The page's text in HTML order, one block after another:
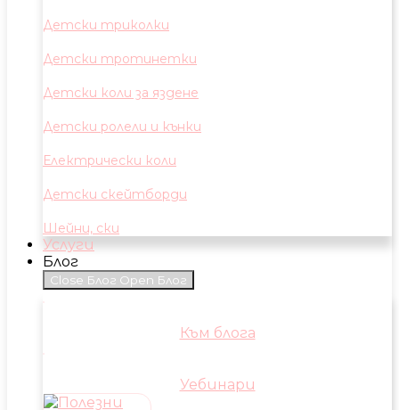
Детски триколки
Детски тротинетки
Детски коли за яздене
Детски ролели и кънки
Електрически коли
Детски скейтборди
Шейни, ски
Услуги
Блог
Close Блог Open Блог
Към блога
Уебинари